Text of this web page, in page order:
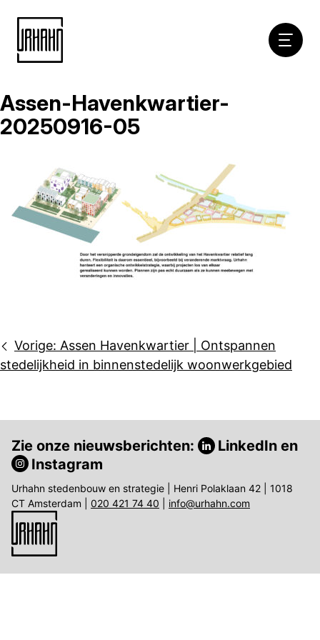
Naar
inhoud
Assen-Havenkwartier-
20250916-05
Bericht
navigatie
Vorige: Assen Havenkwartier | Ontspannen
stedelijkheid in binnenstedelijk woonwerkgebied
Zie onze nieuwsberichten: LinkedIn en
Instagram
Urhahn stedenbouw en strategie | Henri Polaklaan 42 | 1018
CT Amsterdam | 020 421 74 40 info@urhahn.com